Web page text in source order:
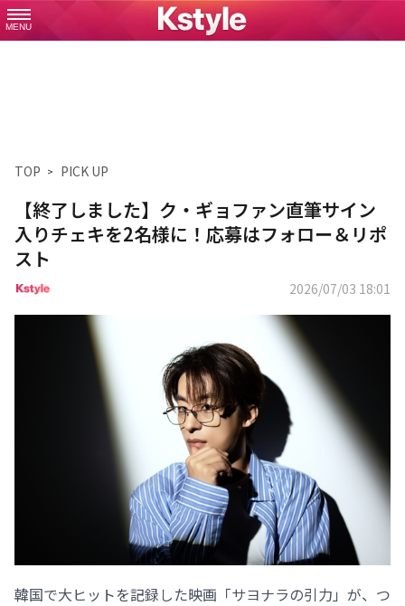
MENU
TOP PICK UP
【終了しました】ク・ギョファン直筆サイン
入りチェキを2名様に！応募はフォロー＆リポ
スト
2026/07/03 18:01
韓国で大ヒットを記録した映画「サヨナラの引力」が、つ